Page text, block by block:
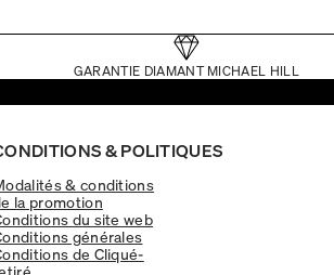
GARANTIE DIAMANT MICHAEL HILL
& POLITIQUES
& conditions
la promotion
du site web
générales
de Cliqué-